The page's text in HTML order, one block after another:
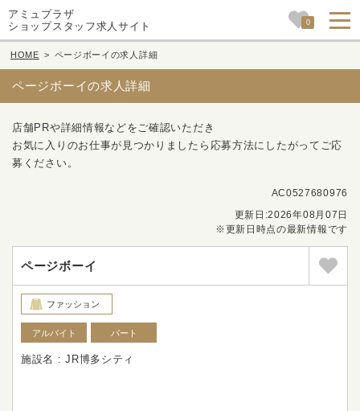
アミュプラザ
ショップスタッフ求人サイト
0
HOME > ページボーイの求人詳細
ページボーイの求人詳細
店舗PRや詳細情報などをご確認いただき
お気に入りのお仕事が見つかりましたら応募方法にしたがってご応
募ください。
AC0527680976
更新日:2026年08月07日
※更新日時点の最新情報です
ページボーイ
ファッション
アルバイト パート
施設名 : JR博多シティ